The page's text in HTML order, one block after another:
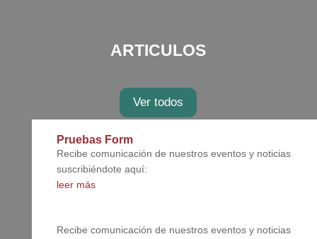
ARTICULOS
Ver todos
Pruebas Form
Recibe comunicación de nuestros eventos y noticias
suscribiéndote aquí:
leer más
Recibe comunicación de nuestros eventos y noticias